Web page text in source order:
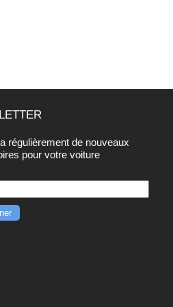
régulièrement de nouveaux
pour votre voiture